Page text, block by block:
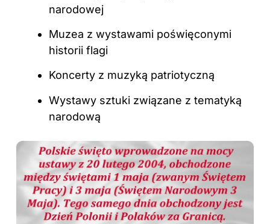
narodowej
Muzea z wystawami poświęconymi
historii flagi
Koncerty z muzyką patriotyczną
Wystawy sztuki związane z tematyką
narodową